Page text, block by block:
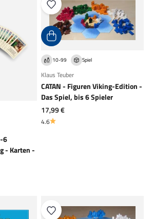
6
- Karten -
10-99 Spiel
Klaus Teuber
CATAN - Figuren Viking-Edition -
Das Spiel, bis 6 Spieler
Angebot
17,99 €
4.6